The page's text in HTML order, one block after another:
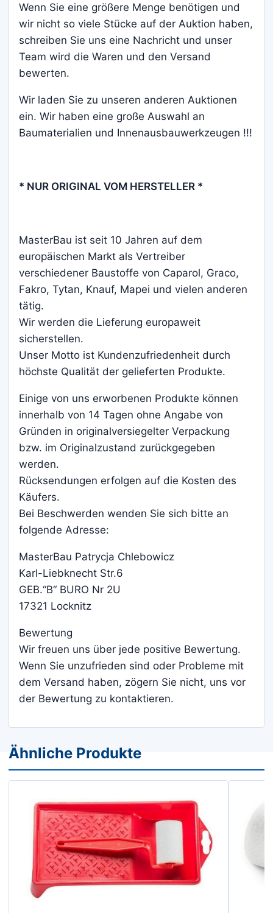
Wenn Sie eine größere Menge benötigen und
wir nicht so viele Stücke auf der Auktion haben,
schreiben Sie uns eine Nachricht und unser
Team wird die Waren und den Versand
bewerten.
Wir laden Sie zu unseren anderen Auktionen
ein. Wir haben eine große Auswahl an
Baumaterialien und Innenausbauwerkzeugen !!!
* NUR ORIGINAL VOM HERSTELLER *
MasterBau ist seit 10 Jahren auf dem
europäischen Markt als Vertreiber
verschiedener Baustoffe von Caparol, Graco,
Fakro, Tytan, Knauf, Mapei und vielen anderen
tätig.
Wir werden die Lieferung europaweit
sicherstellen.
Unser Motto ist Kundenzufriedenheit durch
höchste Qualität der gelieferten Produkte.
Einige von uns erworbenen Produkte können
innerhalb von 14 Tagen ohne Angabe von
Gründen in originalversiegelter Verpackung
bzw. im Originalzustand zurückgegeben
werden.
Rücksendungen erfolgen auf die Kosten des
Käufers.
Bei Beschwerden wenden Sie sich bitte an
folgende Adresse:
MasterBau Patrycja Chlebowicz
Karl-Liebknecht Str.6
GEB.“B“ BURO Nr 2U
17321 Locknitz
Bewertung
Wir freuen uns über jede positive Bewertung.
Wenn Sie unzufrieden sind oder Probleme mit
dem Versand haben, zögern Sie nicht, uns vor
der Bewertung zu kontaktieren.
Ähnliche Produkte